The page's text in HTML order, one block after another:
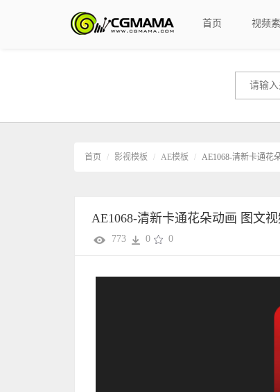
首页 视频
首页 影视模板 AE模板 AE1068-清新卡通花
AE1068-清新卡通花朵动画 图文
773 0 0